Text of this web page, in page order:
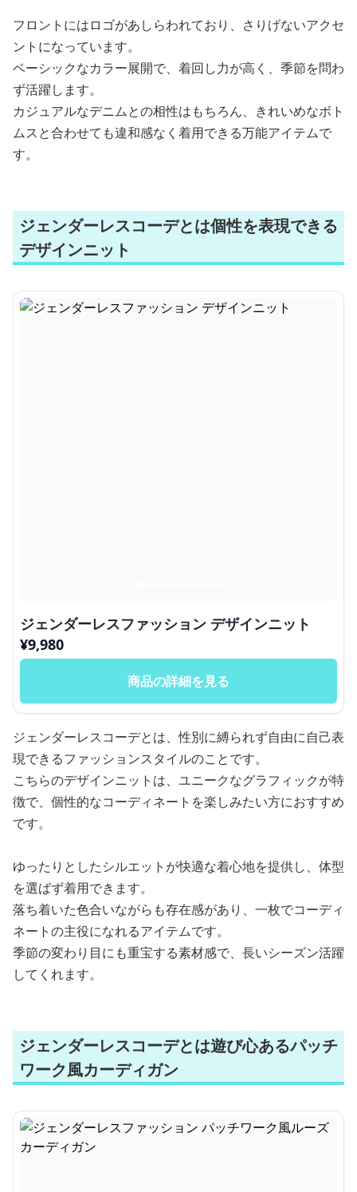
フロントにはロゴがあしらわれており、さりげないアクセ
ントになっています。
ベーシックなカラー展開で、着回し力が高く、季節を問わ
ず活躍します。
カジュアルなデニムとの相性はもちろん、きれいめなボト
ムスと合わせても違和感なく着用できる万能アイテムで
す。
ジェンダーレスコーデとは個性を表現できる
デザインニット
ジェンダーレスファッション デザインニット
¥9,980
商品の詳細を見る
ジェンダーレスコーデとは、性別に縛られず自由に自己表
現できるファッションスタイルのことです。
こちらのデザインニットは、ユニークなグラフィックが特
徴で、個性的なコーディネートを楽しみたい方におすすめ
です。
ゆったりとしたシルエットが快適な着心地を提供し、体型
を選ばず着用できます。
落ち着いた色合いながらも存在感があり、一枚でコーディ
ネートの主役になれるアイテムです。
季節の変わり目にも重宝する素材感で、長いシーズン活躍
してくれます。
ジェンダーレスコーデとは遊び心あるパッチ
ワーク風カーディガン